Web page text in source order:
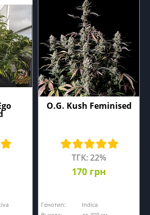
O.G. Kush Feminised
ТГК: 22%
170 грн
Генотип:
Indica